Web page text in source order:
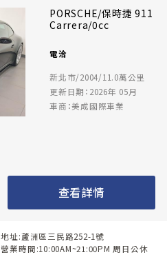
PORSCHE/保時捷 911
Carrera/0cc
電洽
新北市/2004/11.0萬公里
更新日期：2026年 05月
車商：美成國際車業
查看詳情
地址:蘆洲區三民路252-1號
營業時間:10:00AM~21:00PM 周日公休